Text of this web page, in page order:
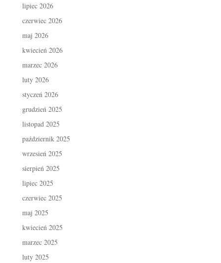
lipiec 2026
czerwiec 2026
maj 2026
kwiecień 2026
marzec 2026
luty 2026
styczeń 2026
grudzień 2025
listopad 2025
październik 2025
wrzesień 2025
sierpień 2025
lipiec 2025
czerwiec 2025
maj 2025
kwiecień 2025
marzec 2025
luty 2025